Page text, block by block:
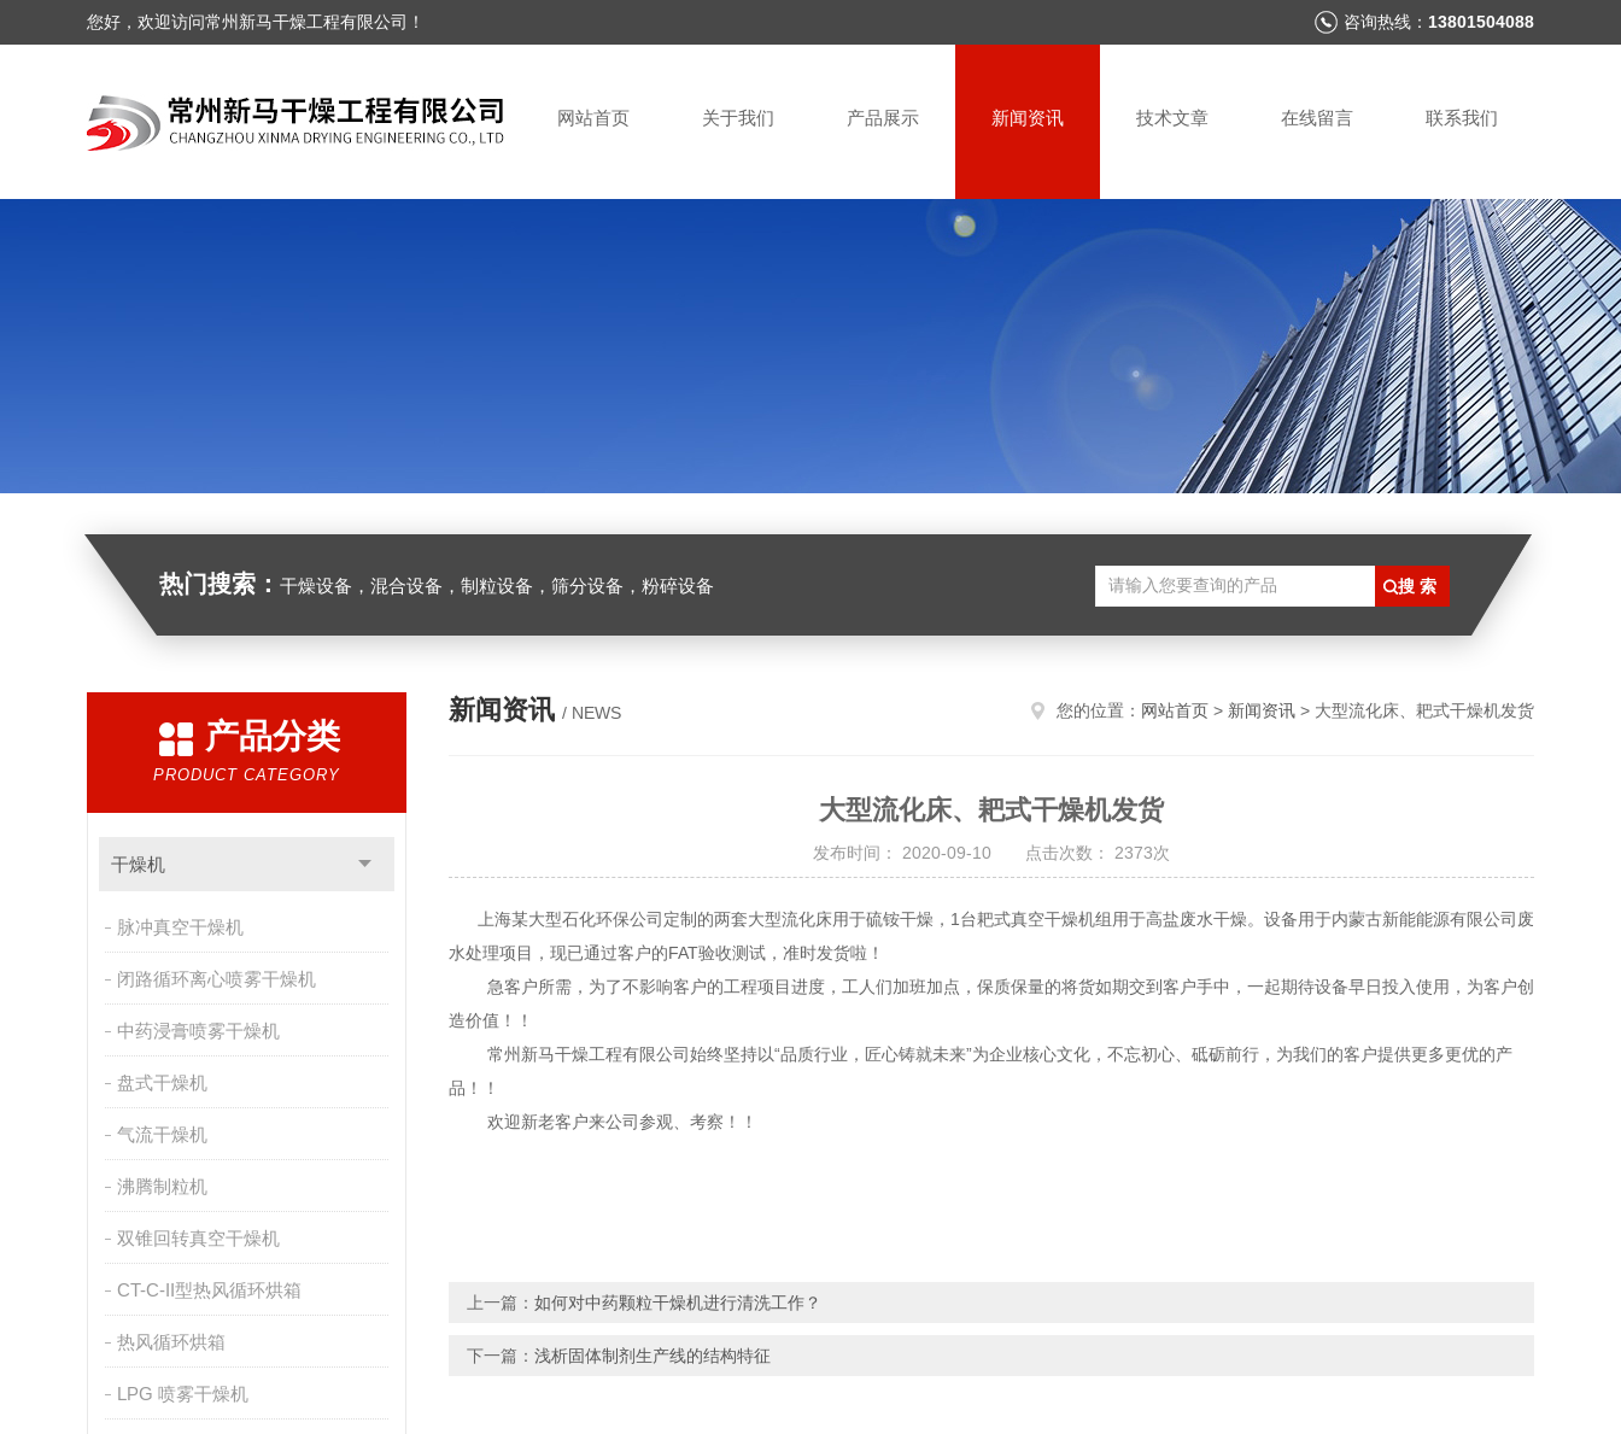
您好，欢迎访问常州新马干燥工程有限公司！ 咨询热线： 13801504088
网站首页 关于我们 产品展示 新闻资讯 技术文章 在线留言 联系我们
热门搜索： 干燥设备，混合设备，制粒设备，筛分设备，粉碎设备
产品分类
PRODUCT CATEGORY
干燥机
脉冲真空干燥机
闭路循环离心喷雾干燥机
中药浸膏喷雾干燥机
盘式干燥机
气流干燥机
沸腾制粒机
双锥回转真空干燥机
CT-C-II型热风循环烘箱
热风循环烘箱
LPG 喷雾干燥机
新闻资讯 / NEWS 您的位置： 网站首页 > 新闻资讯 > 大型流化床、耙式干燥机发货
大型流化床、耙式干燥机发货
发布时间： 2020-09-10 点击次数： 2373次
上海某大型石化环保公司定制的两套大型流化床用于硫铵干燥，1台耙式真空干燥机组用于高盐废水干燥。设备用于内蒙古新能能源有限公司废
水处理项目，现已通过客户的FAT验收测试，准时发货啦！
急客户所需，为了不影响客户的工程项目进度，工人们加班加点，保质保量的将货如期交到客户手中，一起期待设备早日投入使用，为客户创
造价值！！
常州新马干燥工程有限公司始终坚持以“品质行业，匠心铸就未来”为企业核心文化，不忘初心、砥砺前行，为我们的客户提供更多更优的产
品！！
欢迎新老客户来公司参观、考察！！
上一篇： 如何对中药颗粒干燥机进行清洗工作？
下一篇： 浅析固体制剂生产线的结构特征